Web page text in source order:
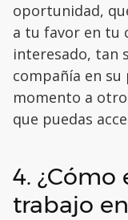
oportunidad,
a tu favor en tu
interesado, tan
compañía en
momento a
que puedas
4. ¿Cómo
trabajo